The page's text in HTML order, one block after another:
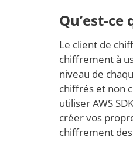
Qu’est-
Le client de
chiffrement à
niveau de
chiffrés et non
utiliser AWS
créer vos
chiffrement